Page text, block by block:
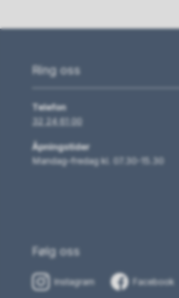
Ring oss
Telefon
32 24 61 00
Åpningstider
Mandag–fredag kl. 07.30-15.30
Følg oss
Instagram Facebook